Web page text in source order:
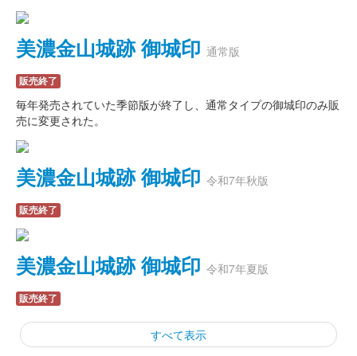
美濃金山城跡 御城印 通常版
販売終了
毎年発売されていた季節版が終了し、通常タイプの御城印のみ販
売に変更された。
美濃金山城跡 御城印 令和7年秋版
販売終了
美濃金山城跡 御城印 令和7年夏版
販売終了
すべて表示